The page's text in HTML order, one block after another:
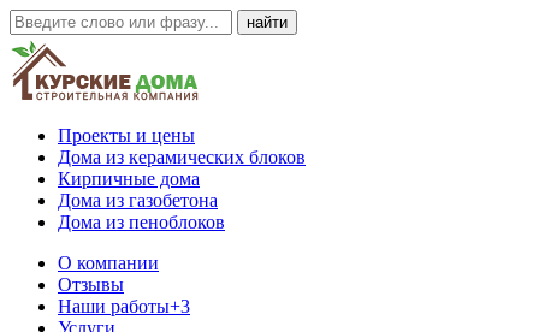
Проекты и цены
Дома из керамических блоков
Кирпичные дома
Дома из газобетона
Дома из пеноблоков
О компании
Отзывы
Наши работы+3
Услуги